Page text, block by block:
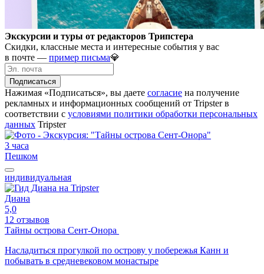
Экскурсии и туры от редакторов Трипстера
Скидки, классные места и интересные события у вас
в почте — пример письма💎
Подписаться
Нажимая «Подписаться», вы даете согласие на получение
рекламных и информационных сообщений от Tripster в
соответствии c условиями политики обработки персональных
данных Tripster
3 часа
Пешком
индивидуальная
Диана
5,0
12 отзывов
Тайны острова Сент-Онора
Насладиться прогулкой по острову у побережья Канн и
побывать в средневековом монастыре